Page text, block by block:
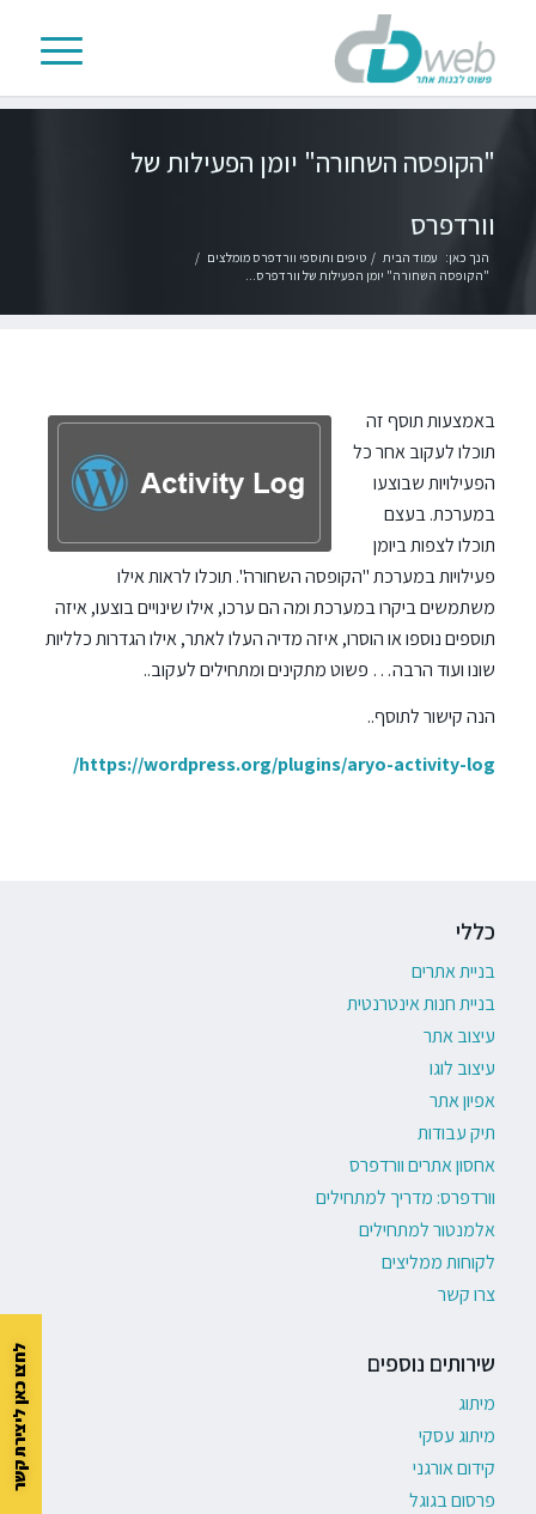
"הקופסה השחורה" יומן הפעילות של
וורדפרס
הנך כאן: עמוד הבית / טיפים ותוספי וורדפרס מומלצים /
"הקופסה השחורה" יומן הפעילות של וורדפרס...
באמצעות תוסף זה
תוכלו לעקוב אחר כל
הפעילויות שבוצעו
במערכת. בעצם
תוכלו לצפות ביומן
פעילויות במערכת "הקופסה השחורה". תוכלו לראות אילו
משתמשים ביקרו במערכת ומה הם ערכו, אילו שינויים בוצעו, איזה
תוספים נוספו או הוסרו, איזה מדיה העלו לאתר, אילו הגדרות כלליות
שונו ועוד הרבה… פשוט מתקינים ומתחילים לעקוב..
הנה קישור לתוסף..
https://wordpress.org/plugins/aryo-activity-log/
כללי
בניית אתרים
בניית חנות אינטרנטית
עיצוב אתר
עיצוב לוגו
אפיון אתר
תיק עבודות
אחסון אתרים וורדפרס
וורדפרס: מדריך למתחילים
אלמנטור למתחילים
לקוחות ממליצים
צרו קשר
שירותים נוספים
מיתוג
מיתוג עסקי
קידום אורגני
פרסום בגוגל
לחצו כאן ליצירת קשר